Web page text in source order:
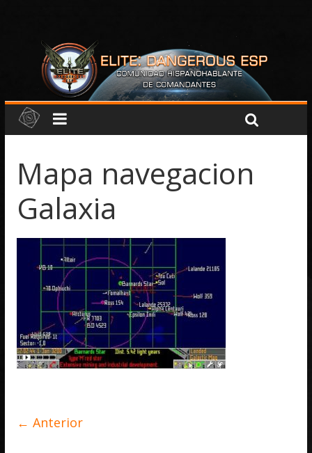
Mapa navegacion
Galaxia
← Anterior